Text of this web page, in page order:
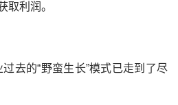
取利润。
去的“野蛮生长”模式已走到了尽